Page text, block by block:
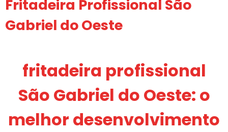
Fritadeira Profissional São
Gabriel do Oeste
fritadeira profissional
São Gabriel do Oeste: o
melhor desenvolvimento